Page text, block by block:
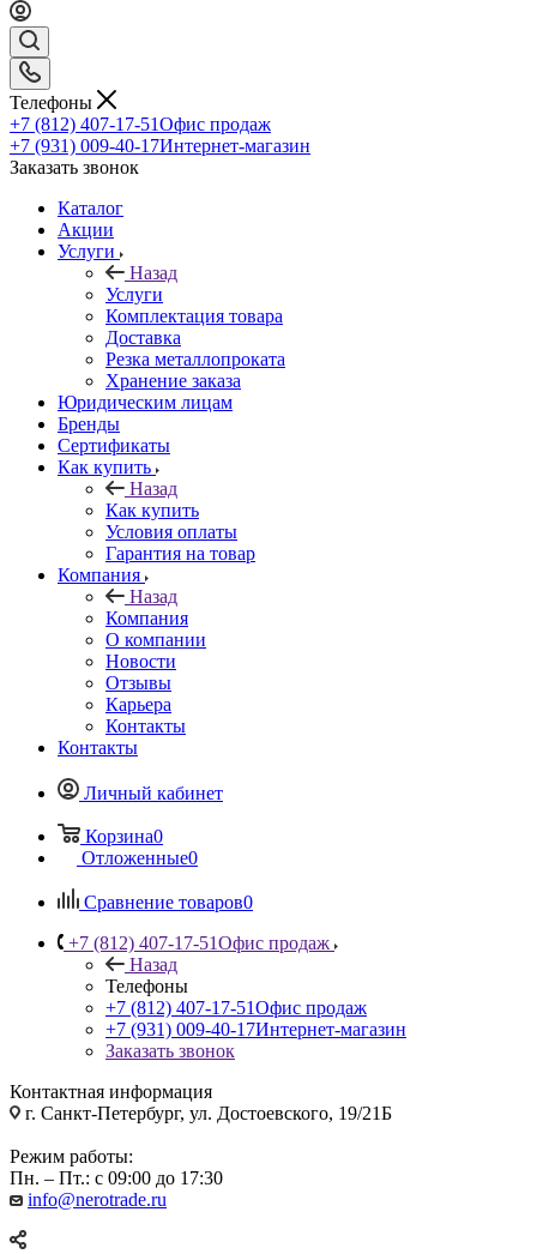
Телефоны
+7 (812) 407-17-51Офис продаж
+7 (931) 009-40-17Интернет-магазин
Заказать звонок
Каталог
Акции
Услуги
Назад
Услуги
Комплектация товара
Доставка
Резка металлопроката
Хранение заказа
Юридическим лицам
Бренды
Сертификаты
Как купить
Назад
Как купить
Условия оплаты
Гарантия на товар
Компания
Назад
Компания
О компании
Новости
Отзывы
Карьера
Контакты
Контакты
Личный кабинет
Корзина0
Отложенные0
Сравнение товаров0
+7 (812) 407-17-51Офис продаж
Назад
Телефоны
+7 (812) 407-17-51Офис продаж
+7 (931) 009-40-17Интернет-магазин
Заказать звонок
Контактная информация
г. Санкт-Петербург, ул. Достоевского, 19/21Б
Режим работы:
Пн. – Пт.: с 09:00 до 17:30
info@nerotrade.ru